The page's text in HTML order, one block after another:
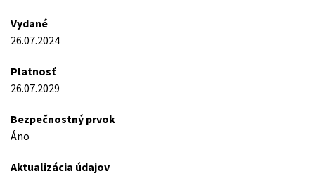
Vydané
26.07.2024
Platnosť
26.07.2029
Bezpečnostný prvok
Áno
Aktualizácia údajov